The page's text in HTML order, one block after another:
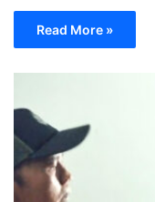
Read More »